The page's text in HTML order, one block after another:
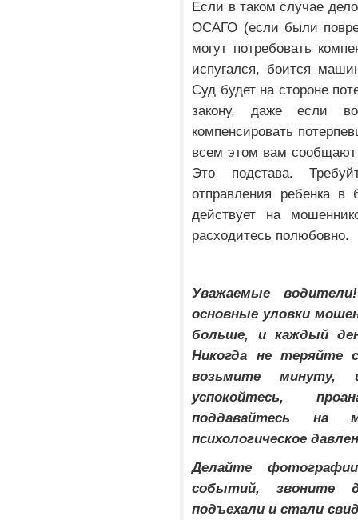
Если в таком случае
ОСАГО (если были
могут потребовать
испугался, боится
Суд будет на стороне
закону, даже если
компенсировать
всем этом вам сообщают
Это подстава.
отправления ребенка в
действует на
расходитесь полюбовно.
Уважаемые
основные уловки
больше, и каждый
Никогда не теряйте
возьмите
успокойтесь,
поддавайтесь на
психологическое
Делайте
событий, звоните
подъехали и стали